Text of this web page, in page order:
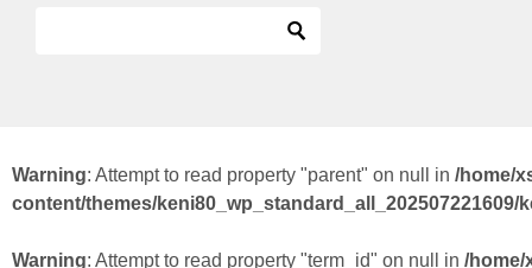
Warning: Attempt to read property "parent" on null in /home/
content/themes/keni80_wp_standard_all_202507221609/
Warning: Attempt to read property "term_id" on null in /home/